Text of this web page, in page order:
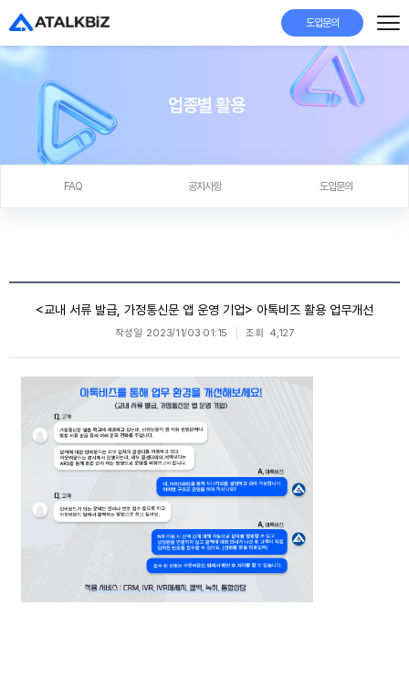
도입문의
업종별 활용
FAQ 공지사항 도입문의
<교내 서류 발급, 가정통신문 앱 운영 기업> 아톡비즈 활용 업무개선
작성일 2023/11/03 01:15 조회 4,127